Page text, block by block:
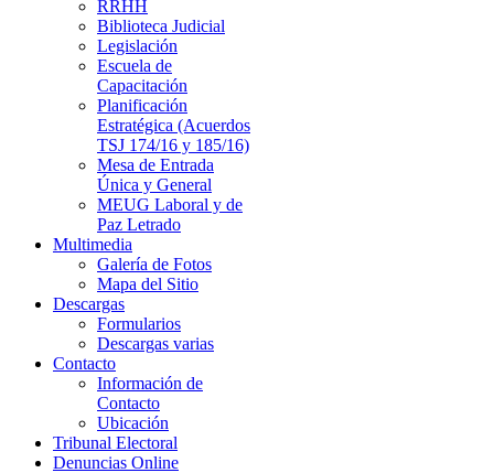
RRHH
Biblioteca Judicial
Legislación
Escuela de
Capacitación
Planificación
Estratégica (Acuerdos
TSJ 174/16 y 185/16)
Mesa de Entrada
Única y General
MEUG Laboral y de
Paz Letrado
Multimedia
Galería de Fotos
Mapa del Sitio
Descargas
Formularios
Descargas varias
Contacto
Información de
Contacto
Ubicación
Tribunal Electoral
Denuncias Online